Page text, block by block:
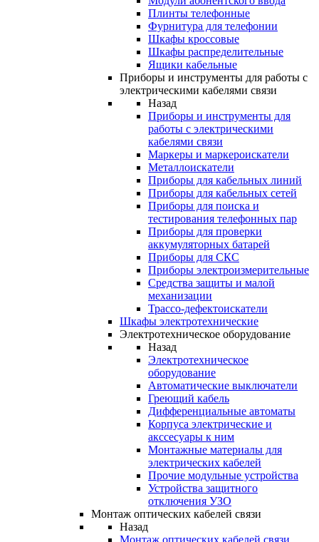
Плинты телефонные
Фурнитура для телефонии
Шкафы кроссовые
Шкафы распределительные
Ящики кабельные
Приборы и инструменты для работы с
электрическими кабелями связи
Назад
Приборы и инструменты для
работы с электрическими
кабелями связи
Маркеры и маркероискатели
Металлоискатели
Приборы для кабельных линий
Приборы для кабельных сетей
Приборы для поиска и
тестирования телефонных пар
Приборы для проверки
аккумуляторных батарей
Приборы для СКС
Приборы электроизмерительные
Средства защиты и малой
механизации
Трассо-дефектоискатели
Шкафы электротехнические
Электротехническое оборудование
Назад
Электротехническое
оборудование
Автоматические выключатели
Греющий кабель
Дифференциальные автоматы
Корпуса электрические и
акссесуары к ним
Монтажные материалы для
электрических кабелей
Прочие модульные устройства
Устройства защитного
отключения УЗО
Монтаж оптических кабелей связи
Назад
Монтаж оптических кабелей связи